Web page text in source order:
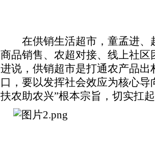
在供销生活超市，童孟进、
商品销售、农超对接、线上社
进说，供销超市是打通农产品
口，要以发挥社会效应为核心
扶农助农兴”根本宗旨，切实扛